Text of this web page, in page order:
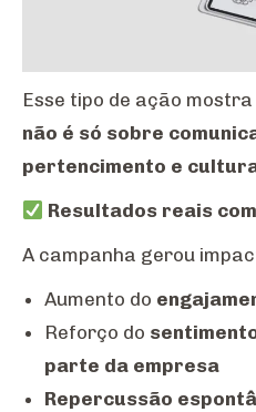
Esse tipo de ação
não é só sobre
pertencimento e
Resultados reais
A campanha gerou
Aumento do
Reforço do
parte da empresa
Repercussão